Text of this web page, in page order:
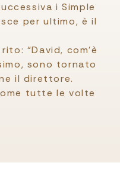
i Simple
per ultimo, è il
“David, com’è
sono tornato
il direttore.
tutte le volte